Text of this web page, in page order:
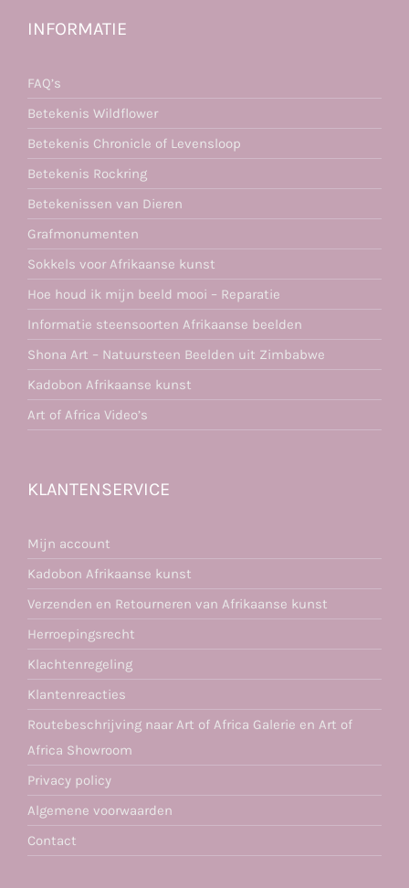
INFORMATIE
FAQ’s
Betekenis Wildflower
Betekenis Chronicle of Levensloop
Betekenis Rockring
Betekenissen van Dieren
Grafmonumenten
Sokkels voor Afrikaanse kunst
Hoe houd ik mijn beeld mooi – Reparatie
Informatie steensoorten Afrikaanse beelden
Shona Art – Natuursteen Beelden uit Zimbabwe
Kadobon Afrikaanse kunst
Art of Africa Video’s
KLANTENSERVICE
Mijn account
Kadobon Afrikaanse kunst
Verzenden en Retourneren van Afrikaanse kunst
Herroepingsrecht
Klachtenregeling
Klantenreacties
Routebeschrijving naar Art of Africa Galerie en Art of
Africa Showroom
Privacy policy
Algemene voorwaarden
Contact